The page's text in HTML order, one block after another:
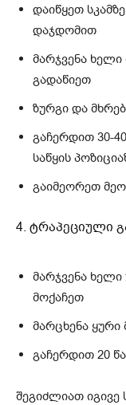
დაიწყეთ
დაჯდომით
მარჯვენა
გადაწიეთ
ზურგი და
გაჩერდით 30-
საწყის
გაიმეორეთ
4. ტრაპეციული
მარჯვენა
მოქაჩეთ
მარცხენა ყური
გაჩერდით 20
შეგიძლიათ იგივე